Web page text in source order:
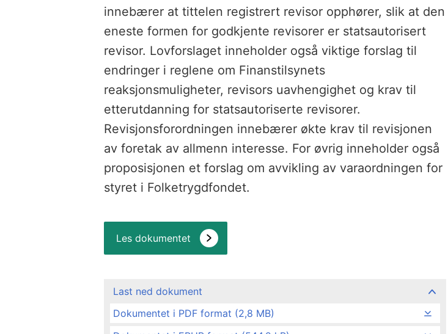
innebærer at tittelen registrert revisor opphører, slik at den
eneste formen for godkjente revisorer er statsautorisert
revisor. Lovforslaget inneholder også viktige forslag til
endringer i reglene om Finanstilsynets
reaksjonsmuligheter, revisors uavhengighet og krav til
etterutdanning for statsautoriserte revisorer.
Revisjonsforordningen innebærer økte krav til revisjonen
av foretak av allmenn interesse. For øvrig inneholder også
proposisjonen et forslag om avvikling av varaordningen for
styret i Folketrygdfondet.
Les dokumentet
Last ned dokument
Dokumentet i PDF format (2,8 MB)